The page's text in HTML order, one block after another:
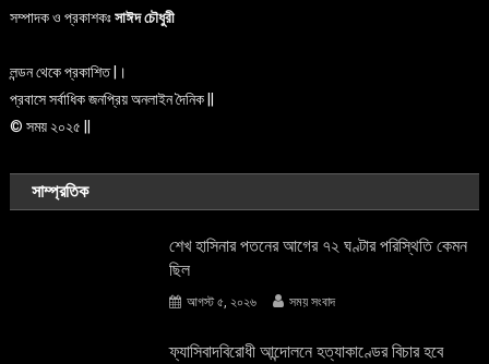
সম্পাদক ও প্রকাশকঃসাঈদ চৌধুরী
লন্ডন থেকে প্রকাশিত |।
প্রবাসে সর্বাধিক জনপ্রিয় অনলাইন দৈনিক ||
© সময় ২০২৫ ||
সাম্প্রতিক
শেখ হাসিনার পতনের আগের ৭২ ঘণ্টার পরিস্থিতি কেমন
ছিল
আগস্ট ৫, ২০২৬ সময় সংবাদ
ফ্যাসিবাদবিরোধী আন্দোলনে হত্যাকাণ্ডের বিচার হবে